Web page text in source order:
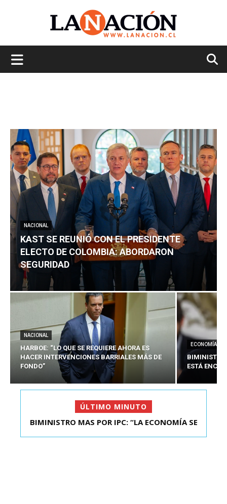
NACIONAL
KAST SE REUNIÓ CON EL PRESIDENTE
ELECTO DE COLOMBIA: ABORDARON
SEGURIDAD
NACIONAL
HARBOE: “LO QUE SE REQUIERE AHORA ES
HACER INTERVENCIONES BARRIALES MÁS DE
FONDO”
ECONOMÍA
BIMINISTRO
ESTÁ
ÚLTIMO MINUTO
KAST SE REUNIÓ CON EL PRESIDENTE ELECTO DE